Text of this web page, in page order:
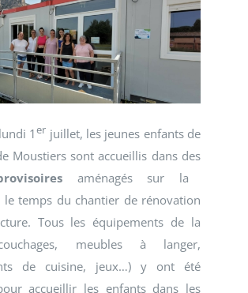
1er juillet, les jeunes enfants de
Moustiers sont accueillis dans des
aménagés sur la
le temps du chantier de rénovation
Tous les équipements de la
meubles à langer,
de cuisine, jeux…) y ont été
accueillir les enfants dans les